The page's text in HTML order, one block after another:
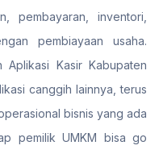
pembayaran, inventori,
pembiayaan usaha.
Aplikasi Kasir Kabupaten
canggih lainnya, terus
bisnis yang ada
pemilik UMKM bisa go